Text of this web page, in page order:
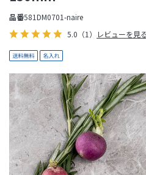
5.0 （1） レビューを見る
品番581DM0701-naire